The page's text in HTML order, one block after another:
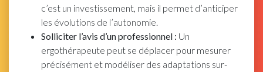
c’est un investissement, mais il permet d’anticiper
les évolutions de l’autonomie.
Solliciter l’avis d’un professionnel : Un
ergothérapeute peut se déplacer pour mesurer
précisément et modéliser des adaptations sur-